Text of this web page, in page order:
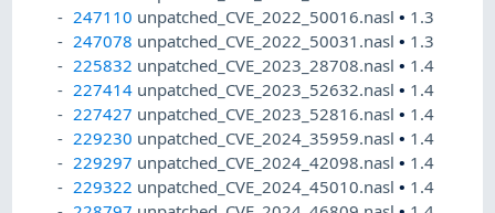
247110 unpatched_CVE_2022_50016.nasl• 1.3
247078 unpatched_CVE_2022_50031.nasl• 1.3
225832 unpatched_CVE_2023_28708.nasl• 1.4
227414 unpatched_CVE_2023_52632.nasl• 1.4
227427 unpatched_CVE_2023_52816.nasl• 1.4
229230 unpatched_CVE_2024_35959.nasl• 1.4
229297 unpatched_CVE_2024_42098.nasl• 1.4
229322 unpatched_CVE_2024_45010.nasl• 1.4